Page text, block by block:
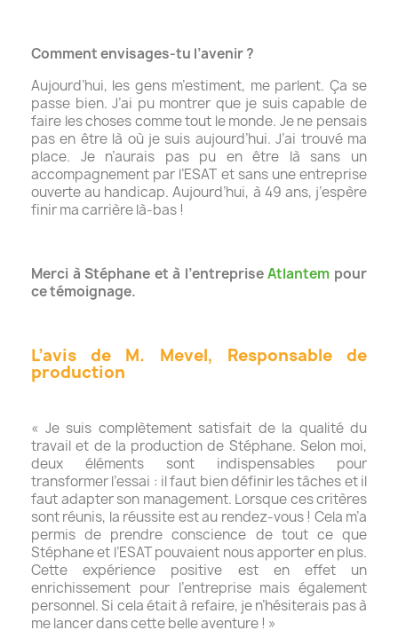
Comment envisages-tu l’avenir ?
Aujourd’hui, les gens m’estiment, me parlent. Ça se
passe bien. J’ai pu montrer que je suis capable de
faire les choses comme tout le monde. Je ne pensais
pas en être là où je suis aujourd’hui. J’ai trouvé ma
place. Je n’aurais pas pu en être là sans un
accompagnement par l’ESAT et sans une entreprise
ouverte au handicap. Aujourd’hui, à 49 ans, j’espère
finir ma carrière là-bas !
Merci à Stéphane et à l’entrepriseAtlantem pour
ce témoignage.
L’avis de M. Mevel, Responsable de
production
« Je suis complètement satisfait de la qualité du
travail et de la production de Stéphane. Selon moi,
deux éléments sont indispensables pour
transformer l’essai : il faut bien définir les tâches et il
faut adapter son management. Lorsque ces critères
sont réunis, la réussite est au rendez-vous ! Cela m’a
permis de prendre conscience de tout ce que
Stéphane et l’ESAT pouvaient nous apporter en plus.
Cette expérience positive est en effet un
enrichissement pour l’entreprise mais également
personnel. Si cela était à refaire, je n’hésiterais pas à
me lancer dans cette belle aventure ! »